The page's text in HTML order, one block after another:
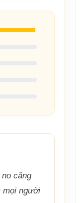
căng
mọi người